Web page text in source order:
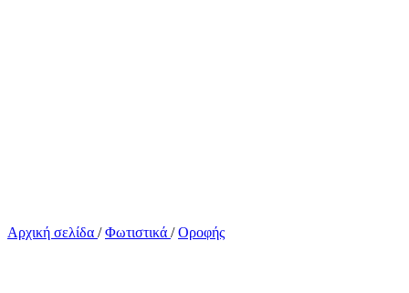
Αρχική σελίδα / Φωτιστικά / Οροφής